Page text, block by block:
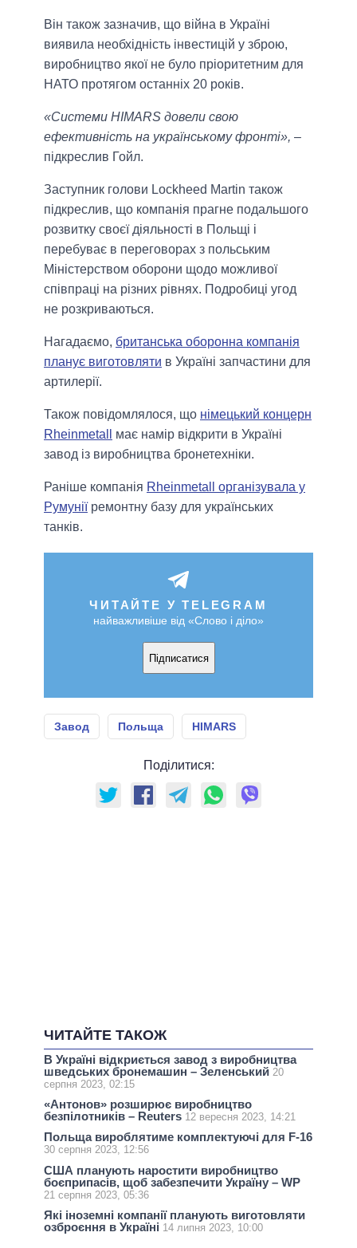
Він також зазначив, що війна в Україні
виявила необхідність інвестицій у зброю,
виробництво якої не було пріоритетним для
НАТО протягом останніх 20 років.
«Системи HIMARS довели свою
ефективність на українському фронті», –
підкреслив Гойл.
Заступник голови Lockheed Martin також
підкреслив, що компанія прагне подальшого
розвитку своєї діяльності в Польщі і
перебуває в переговорах з польським
Міністерством оборони щодо можливої
співпраці на різних рівнях. Подробиці угод
не розкриваються.
Нагадаємо, британська оборонна компанія
планує виготовляти в Україні запчастини для
артилерії.
Також повідомлялося, що німецький концерн
Rheinmetall
має намір відкрити в Україні
завод із виробництва бронетехніки.
Раніше компанія Rheinmetall організувала у
Румуніїремонтну базу для українських
танків.
ЧИТАЙТЕ У TELEGRAM
найважливіше від «Слово і діло»
Підписатися
Завод Польща HIMARS
Поділитися:
ЧИТАЙТЕ ТАКОЖ
В Україні відкриється завод з виробництва
шведських бронемашин – Зеленський 20
серпня 2023, 02:15
«Антонов» розширює виробництво
безпілотників – Reuters 12 вересня 2023, 14:21
Польща вироблятиме комплектуючі для F-16
30 серпня 2023, 12:56
США планують наростити виробництво
боєприпасів, щоб забезпечити Україну – WP
21 серпня 2023, 05:36
Які іноземні компанії планують виготовляти
озброєння в Україні 14 липня 2023, 10:00